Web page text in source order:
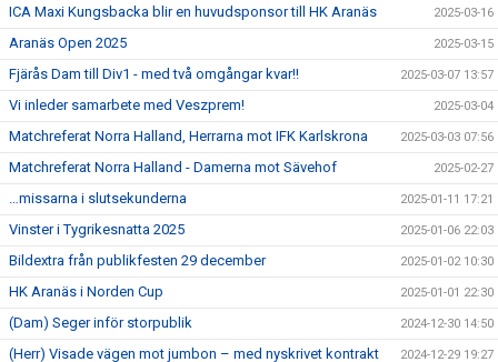
ICA Maxi Kungsbacka blir en huvudsponsor till HK Aranäs 2025-03-16
Aranäs Open 2025 2025-03-15
Fjärås Dam till Div1 - med två omgångar kvar!! 2025-03-07 13:57
Vi inleder samarbete med Veszprem! 2025-03-04
Matchreferat Norra Halland, Herrarna mot IFK Karlskrona 2025-03-03 07:56
Matchreferat Norra Halland - Damerna mot Sävehof 2025-02-27
…missarna i slutsekunderna 2025-01-11 17:21
Vinster i Tygrikesnatta 2025 2025-01-06 22:03
Bildextra från publikfesten 29 december 2025-01-02 10:30
HK Aranäs i Norden Cup 2025-01-01 22:30
(Dam) Seger inför storpublik 2024-12-30 14:50
(Herr) Visade vägen mot jumbon – med nyskrivet kontrakt 2024-12-29 19:27